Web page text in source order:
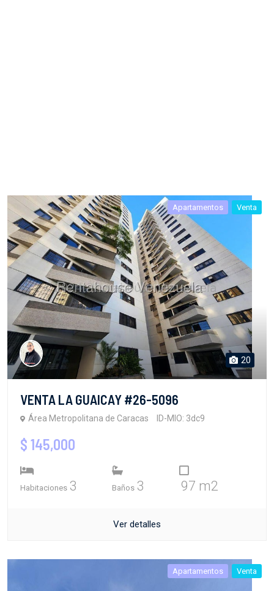
Apartamentos Venta
20
VENTA LA GUAICAY #26-5096
Área Metropolitana de Caracas ID-MIO: 3dc9
$ 145,000
Habitaciones 3 Baños 3 97 m2
Ver detalles
Apartamentos Venta